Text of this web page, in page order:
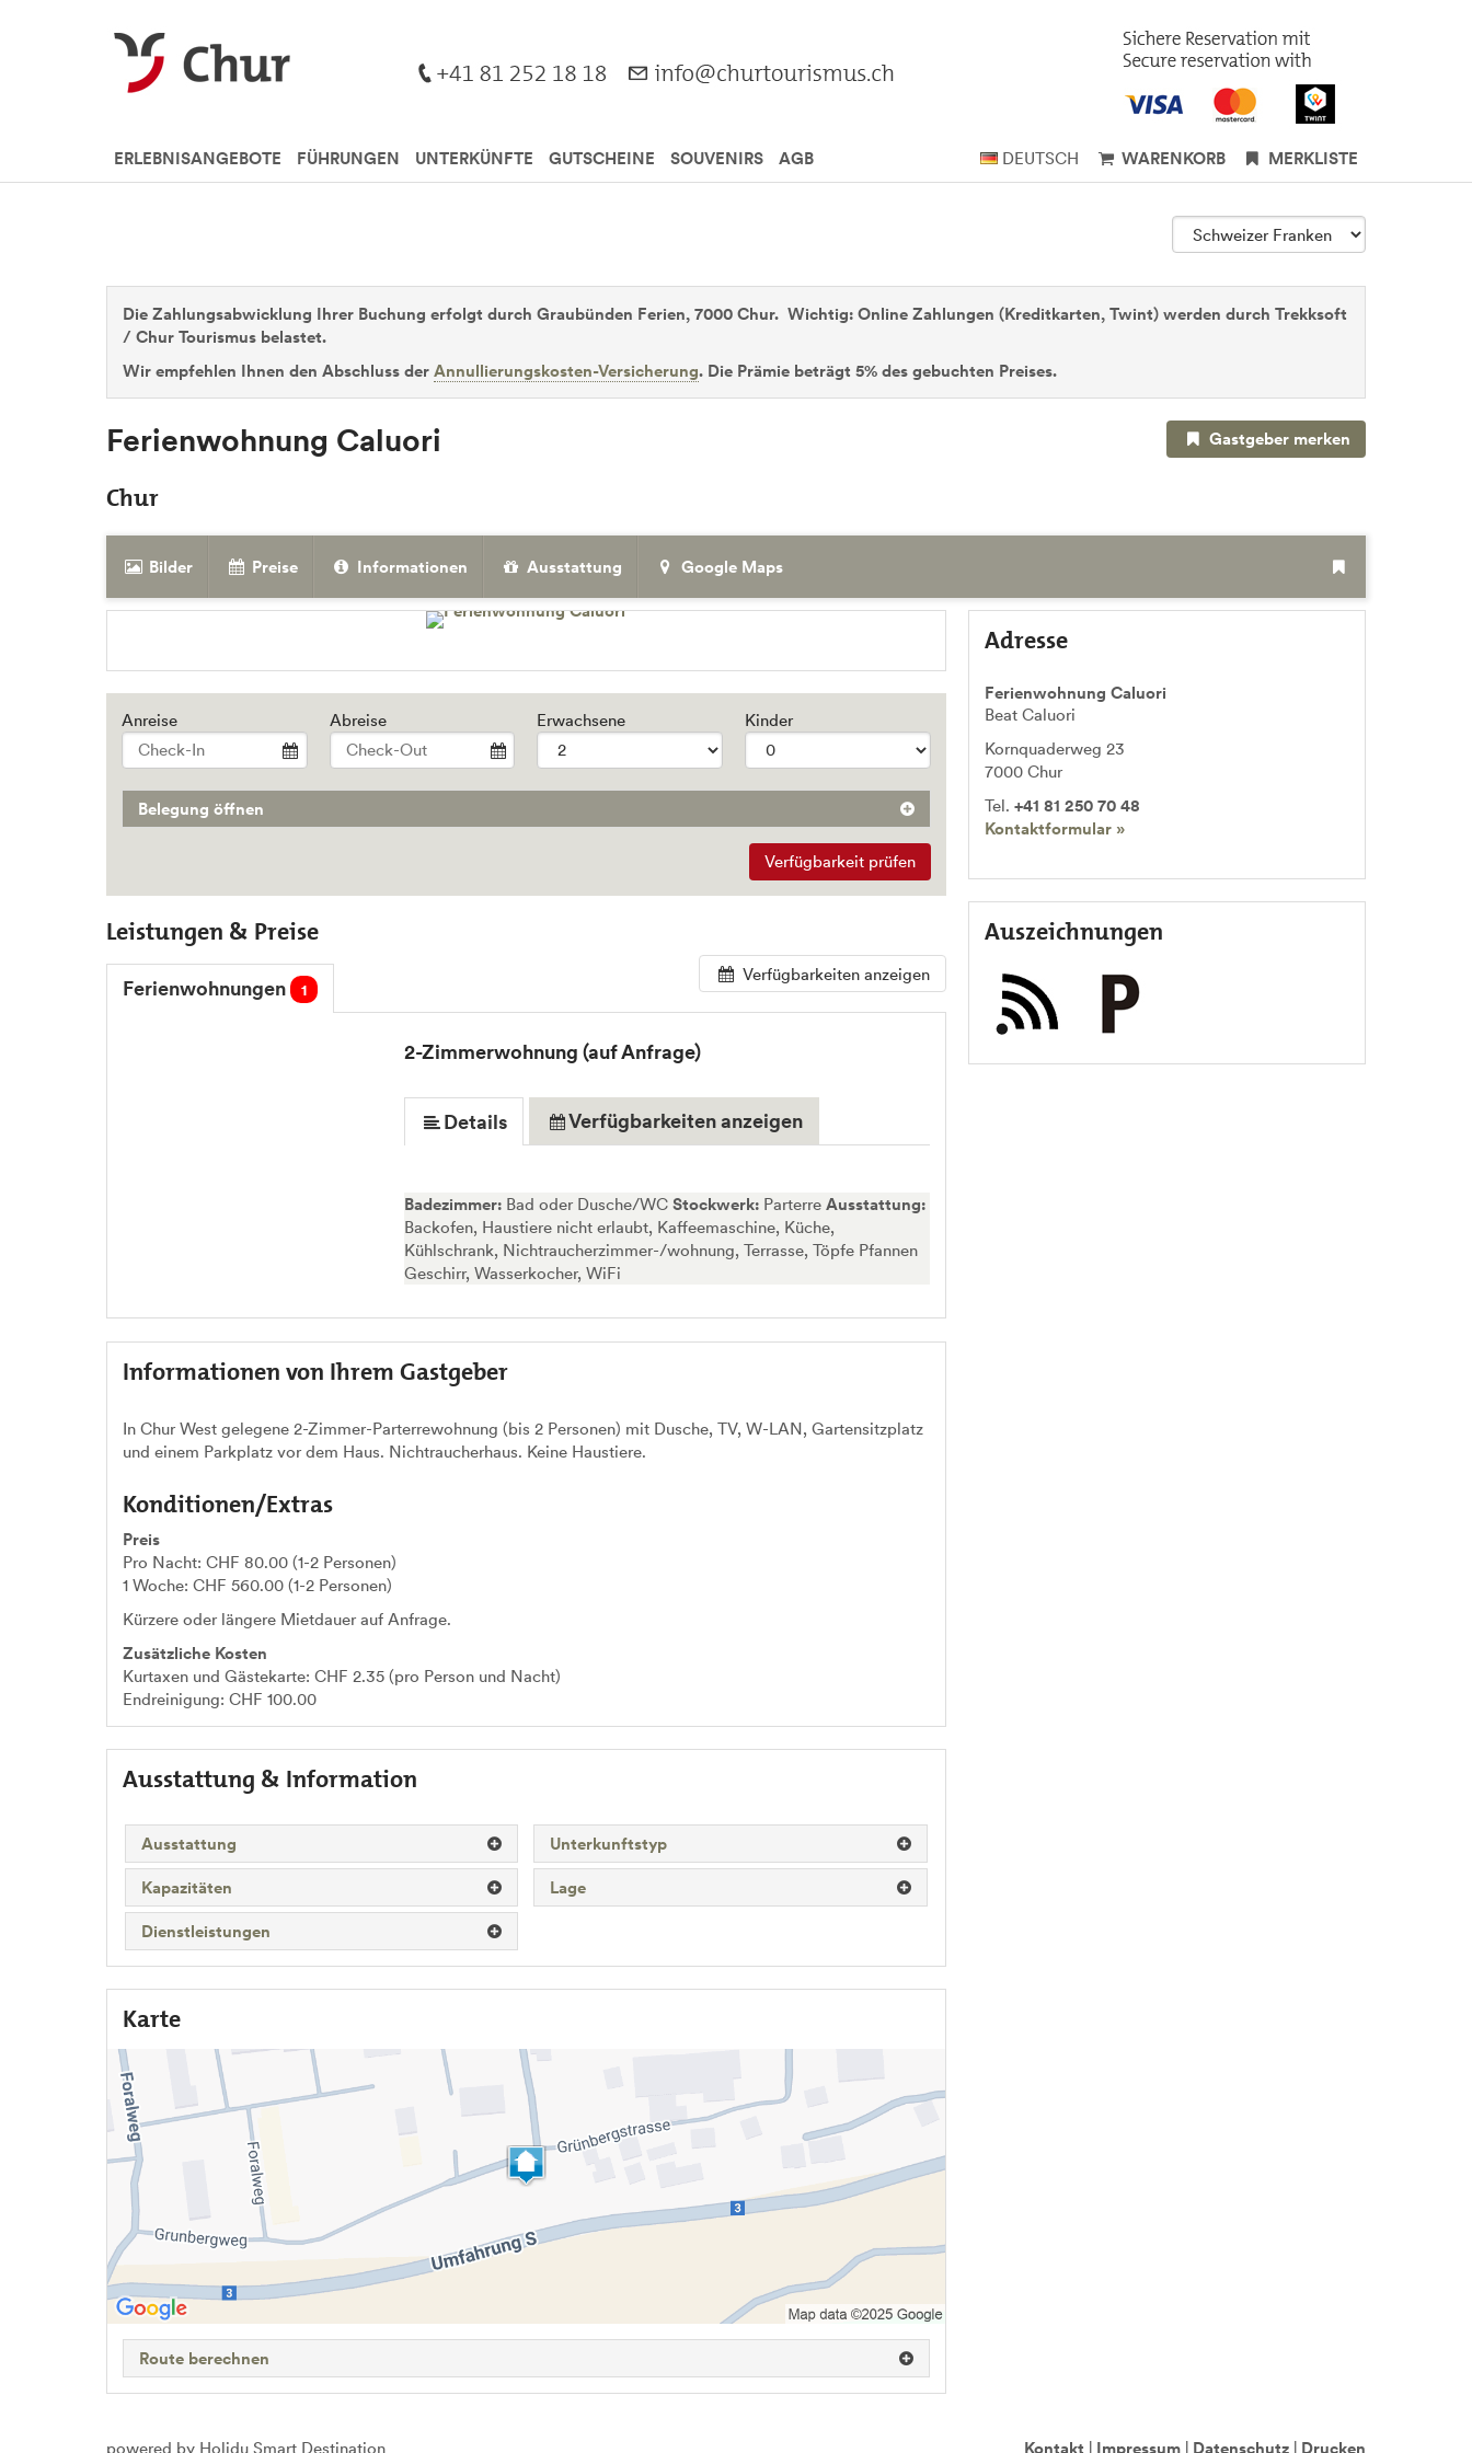
DEUTSCH WARENKORB MERKLISTE
ERLEBNISANGEBOTE FÜHRUNGEN UNTERKÜNFTE GUTSCHEINE SOUVENIRS AGB
Die Zahlungsabwicklung Ihrer Buchung erfolgt durch Graubünden Ferien, 7000 Chur. Wichtig: Online Zahlungen (Kreditkarten, Twint) werden durch Trekksoft
/ Chur Tourismus belastet.
Wir empfehlen Ihnen den Abschluss der Annullierungskosten-Versicherung. Die Prämie beträgt 5% des gebuchten Preises.
Ferienwohnung Caluori Gastgeber merken
Chur
Bilder Preise Informationen Ausstattung Google Maps
Anreise Abreise Erwachsene Kinder
Belegung öffnen
Verfügbarkeit prüfen
Verfügbarkeiten anzeigen
Leistungen & Preise
Ferienwohnungen 1
2-Zimmerwohnung (auf Anfrage)
Details Verfügbarkeiten anzeigen
Badezimmer: Bad oder Dusche/WC Stockwerk: Parterre Ausstattung:
Backofen, Haustiere nicht erlaubt, Kaffeemaschine, Küche,
Kühlschrank, Nichtraucherzimmer-/wohnung, Terrasse, Töpfe Pfannen
Geschirr, Wasserkocher, WiFi
Informationen von Ihrem Gastgeber
In Chur West gelegene 2-Zimmer-Parterrewohnung (bis 2 Personen) mit Dusche, TV, W-LAN, Gartensitzplatz
und einem Parkplatz vor dem Haus. Nichtraucherhaus. Keine Haustiere.
Konditionen/Extras
Preis
Pro Nacht: CHF 80.00 (1-2 Personen)
1 Woche: CHF 560.00 (1-2 Personen)
Kürzere oder längere Mietdauer auf Anfrage.
Zusätzliche Kosten
Kurtaxen und Gästekarte: CHF 2.35 (pro Person und Nacht)
Endreinigung: CHF 100.00
Ausstattung & Information
Ausstattung Unterkunftstyp
Kapazitäten Lage
Dienstleistungen
Karte
Route berechnen
Adresse
Ferienwohnung Caluori
Beat Caluori
Kornquaderweg 23
7000 Chur
Tel. +41 81 250 70 48
Kontaktformular »
Auszeichnungen
Kontakt | Impressum | Datenschutz | Drucken
powered by Holidu Smart Destination